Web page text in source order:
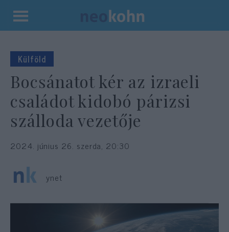
Kilépés
tartalomba
Külföld
Bocsánatot kér az izraeli
családot kidobó párizsi
szálloda vezetője
2024. június 26. szerda, 20:30
ynet